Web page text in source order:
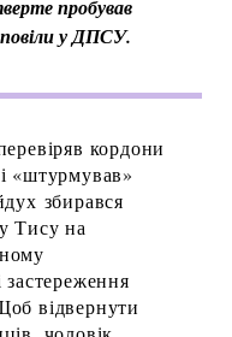
пробував
у ДПСУ.
кордони
«штурмував»
збирався
Тису на
відвернути